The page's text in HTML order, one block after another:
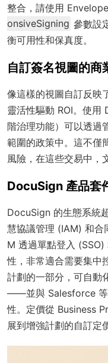
整合，請使用
onsiveSigning 參數設
衡可用性和保真度。
自訂簽名視圖的商
像這樣的視圖自訂反映
靈活性驅動 ROI。使用
階治理功能）可以透過
範圍的政策中。這不僅
風險，在這些交易中，
DocuSign 產品套
DocuSign 的生態系統
慧協議管理 (IAM) 和合
M 透過單點登入
性，非常適合需要集中
計劃的一部分，可自
——並與 Salesforce 等
性。定價從 Business
展到增強計劃的自訂定